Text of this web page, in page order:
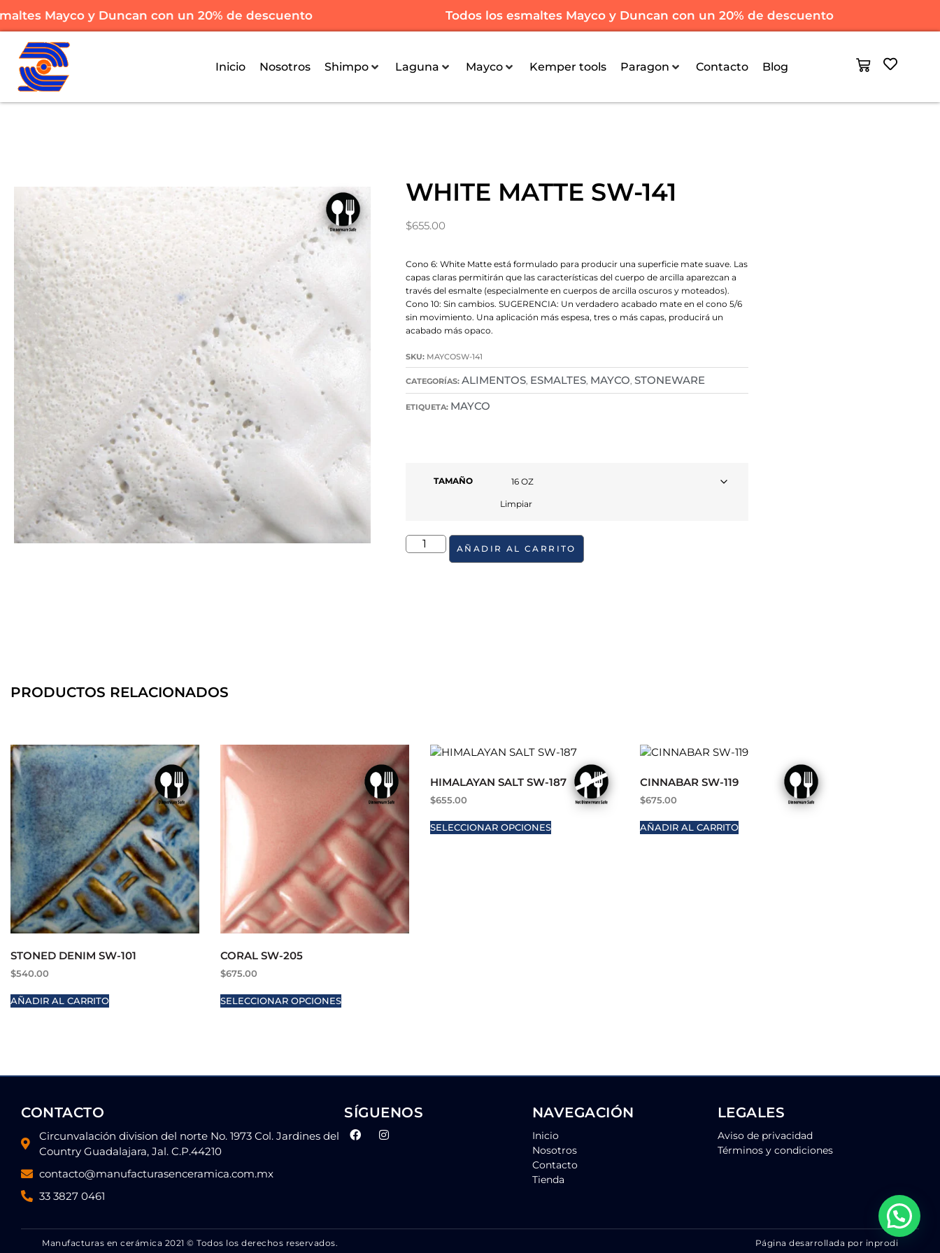
Mayco y Duncan con un 20% de descuento Todos los esmaltes Mayco y Duncan con un 20% de descuento
Inicio Nosotros Shimpo Laguna Mayco Kemper tools Paragon Contacto Blog
WHITE MATTE SW-141
$655.00
Cono 6: White Matte está formulado para producir una superficie mate suave. Las
capas claras permitirán que las características del cuerpo de arcilla aparezcan a
través del esmalte (especialmente en cuerpos de arcilla oscuros y moteados).
Cono 10: Sin cambios. SUGERENCIA: Un verdadero acabado mate en el cono 5/6
sin movimiento. Una aplicación más espesa, tres o más capas, producirá un
acabado más opaco.
SKU: MAYCOSW-141
CATEGORÍAS: ALIMENTOS, ESMALTES, MAYCO, STONEWARE
ETIQUETA: MAYCO
TAMAÑO
Limpiar
AÑADIR AL CARRITO
PRODUCTOS RELACIONADOS
STONED DENIM SW-101
$540.00
AÑADIR AL CARRITO
CORAL SW-205
$675.00
SELECCIONAR OPCIONES
HIMALAYAN SALT SW-187
$655.00
SELECCIONAR OPCIONES
CINNABAR SW-119
$675.00
AÑADIR AL CARRITO
CONTACTO
Circunvalación division del norte No. 1973 Col. Jardines del
Country Guadalajara, Jal. C.P.44210
contacto@manufacturasenceramica.com.mx
33 3827 0461
SÍGUENOS NAVEGACIÓN
Inicio
Nosotros
Contacto
Tienda
LEGALES
Aviso de privacidad
Términos y condiciones
Manufacturas en cerámica 2021 © Todos los derechos reservados. Página desarrollada por inprodi